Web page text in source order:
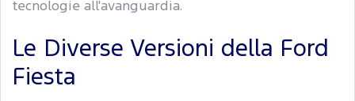
tecnologie all'avanguardia.
Le Diverse Versioni della Ford
Fiesta